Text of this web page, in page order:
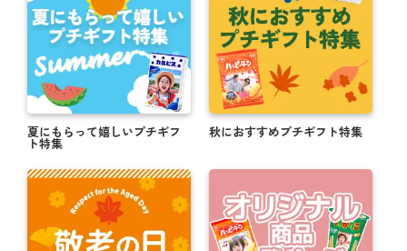
夏にもらって嬉しいプチギフ
ト特集
秋におすすめプチギフト特集